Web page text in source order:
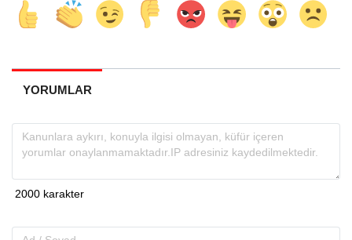
YORUMLAR